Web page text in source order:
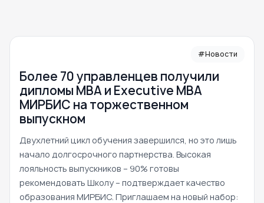
#Новости
Более 70 управленцев получили
дипломы MBA и Executive MBA
МИРБИС на торжественном
выпускном
Двухлетний цикл обучения завершился, но это лишь
начало долгосрочного партнерства. Высокая
лояльность выпускников – 90% готовы
рекомендовать Школу – подтверждает качество
образования МИРБИС. Приглашаем на новый набор: